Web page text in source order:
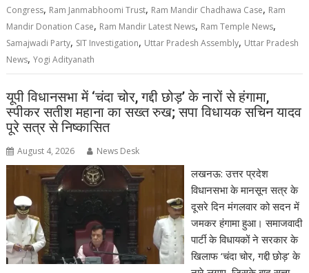
Congress, Ram Janmabhoomi Trust, Ram Mandir Chadhawa Case, Ram
Mandir Donation Case, Ram Mandir Latest News, Ram Temple News,
Samajwadi Party, SIT Investigation, Uttar Pradesh Assembly, Uttar Pradesh
News,Yogi Adityanath
यूपी विधानसभा में ‘चंदा चोर, गद्दी छोड़’ के नारों से हंगामा,
स्पीकर सतीश महाना का सख्त रुख; सपा विधायक सचिन यादव
पूरे सत्र से निष्कासित
August 4, 2026 News Desk
लखनऊ: उत्तर प्रदेश
विधानसभा के मानसून सत्र के
दूसरे दिन मंगलवार को सदन में
जमकर हंगामा हुआ। समाजवादी
पार्टी के विधायकों ने सरकार के
खिलाफ ‘चंदा चोर, गद्दी छोड़’ के